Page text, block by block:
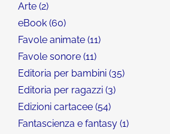
Arte 2
eBook 60
Favole animate 11
Favole sonore 11
Editoria per bambini 35
Editoria per ragazzi 3
Edizioni cartacee 54
Fantascienza e fantasy 1